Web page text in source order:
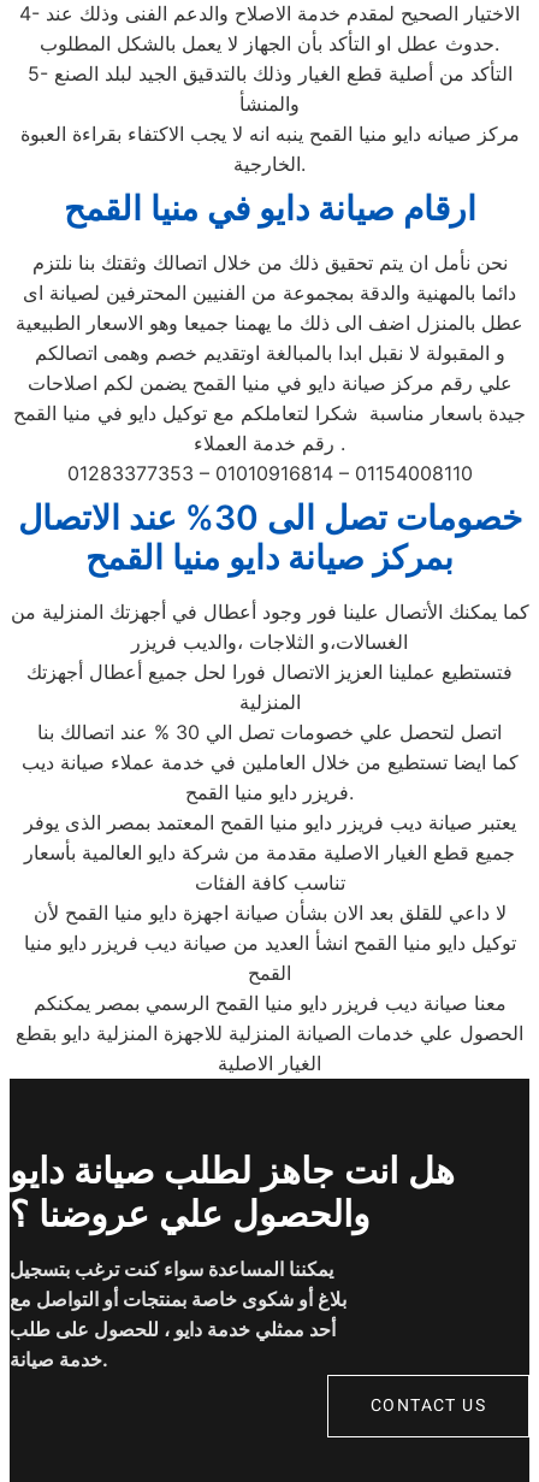
4- الاختيار الصحيح لمقدم خدمة الاصلاح والدعم الفنى وذلك عند
حدوث عطل او التأكد بأن الجهاز لا يعمل بالشكل المطلوب.
5- التأكد من أصلية قطع الغيار وذلك بالتدقيق الجيد لبلد الصنع
والمنشأ
مركز صيانه دايو منيا القمح ينبه انه لا يجب الاكتفاء بقراءة العبوة
الخارجية.
ارقام صيانة دايو في منيا القمح
نحن نأمل ان يتم تحقيق ذلك من خلال اتصالك وثقتك بنا نلتزم
دائما بالمهنية والدقة بمجموعة من الفنيين المحترفين لصيانة اى
عطل بالمنزل اضف الى ذلك ما يهمنا جميعا وهو الاسعار الطبيعية
و المقبولة لا نقبل ابدا بالمبالغة اوتقديم خصم وهمى اتصالكم
علي رقم مركز صيانة دايو في منيا القمح يضمن لكم اصلاحات
جيدة باسعار مناسبة شكرا لتعاملكم مع توكيل دايو في منيا القمح
رقم خدمة العملاء .
01283377353 – 01010916814 – 01154008110
خصومات تصل الى 30% عند الاتصال
بمركز صيانة دايو منيا القمح
كما يمكنك الأتصال علينا فور وجود أعطال في أجهزتك المنزلية من
الغسالات،و الثلاجات ،والديب فريزر
فتستطيع عملينا العزيز الاتصال فورا لحل جميع أعطال أجهزتك
المنزلية
اتصل لتحصل علي خصومات تصل الي 30 % عند اتصالك بنا
كما ايضا تستطيع من خلال العاملين في خدمة عملاء صيانة ديب
فريزر دايو منيا القمح.
يعتبر صيانة ديب فريزر دايو منيا القمح المعتمد بمصر الذى يوفر
جميع قطع الغيار الاصلية مقدمة من شركة دايو العالمية بأسعار
تناسب كافة الفئات
لا داعي للقلق بعد الان بشأن صيانة اجهزة دايو منيا القمح لأن
توكيل دايو منيا القمح انشأ العديد من صيانة ديب فريزر دايو منيا
القمح
معنا صيانة ديب فريزر دايو منيا القمح الرسمي بمصر يمكنكم
الحصول علي خدمات الصيانة المنزلية للاجهزة المنزلية دايو بقطع
الغيار الاصلية
هل انت جاهز لطلب صيانة دايو
والحصول علي عروضنا ؟
يمكننا المساعدة سواء كنت ترغب بتسجيل
بلاغ أو شكوى خاصة بمنتجات أو التواصل مع
أحد ممثلي خدمة دايو ، للحصول على طلب
خدمة صيانة.
CONTACT US